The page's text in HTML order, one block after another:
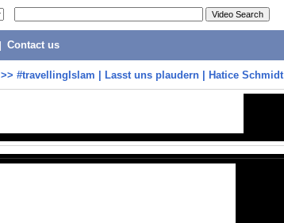
Contact us
>> #travellingIslam | Lasst uns plaudern | Hatice Schmidt